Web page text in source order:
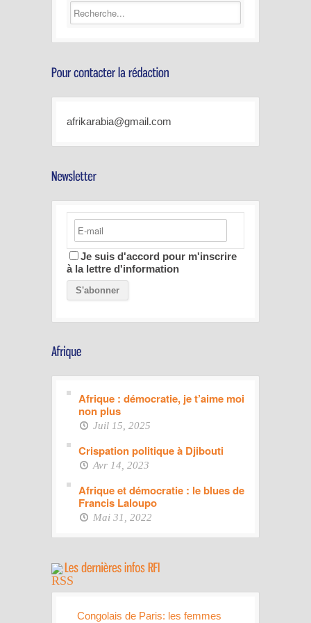
afrikarabia@gmail.com
Je suis d'accord pour m'inscrire
à la lettre d'information
Afrique : démocratie, je t’aime moi
non plus
Juil 15, 2025
Crispation politique à Djibouti
Avr 14, 2023
Afrique et démocratie : le blues de
Francis Laloupo
Mai 31, 2022
Congolais de Paris: les femmes